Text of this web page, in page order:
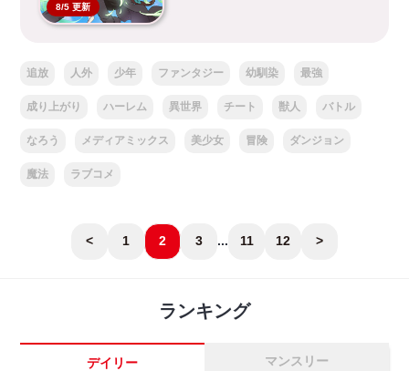
8/5 更新
追放 人外 少年 ファンタジー 幼馴染 最強
成り上がり ハーレム 異世界 チート 獣人 バトル
なろう メディアミックス 美少女 冒険 ダンジョン
魔法 ラブコメ
< 1 2 3 ... 11 12 >
ランキング
デイリー マンスリー